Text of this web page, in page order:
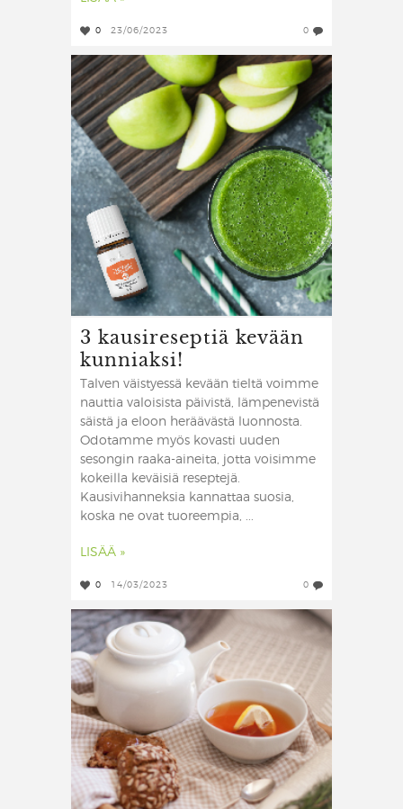
0 23/06/2023 0
3 kausireseptiä kevään
kunniaksi!
Talven väistyessä kevään tieltä voimme
nauttia valoisista päivistä, lämpenevistä
säistä ja eloon heräävästä luonnosta.
Odotamme myös kovasti uuden
sesongin raaka-aineita, jotta voisimme
kokeilla keväisiä reseptejä.
Kausivihanneksia kannattaa suosia,
koska ne ovat tuoreempia, ...
LISÄÄ »
0 14/03/2023 0